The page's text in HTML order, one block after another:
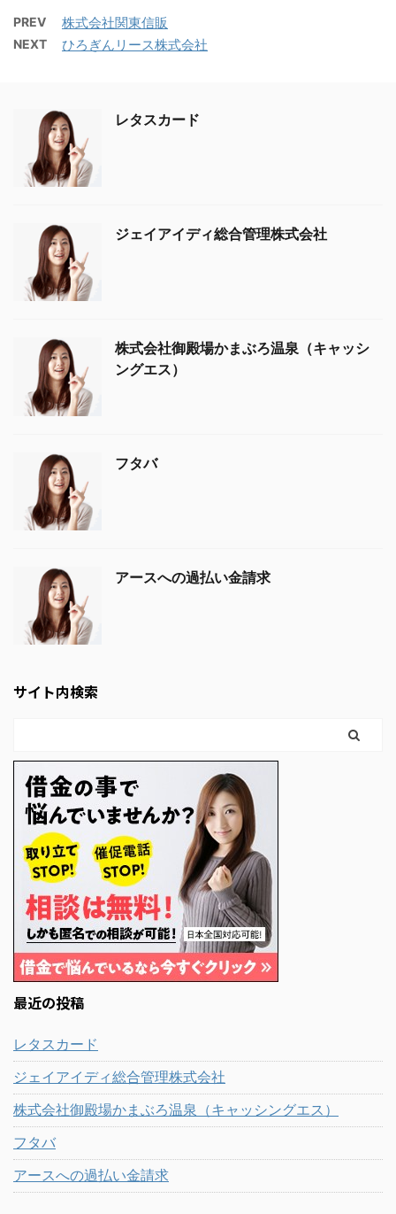
PREV 株式会社関東信販
NEXT ひろぎんリース株式会社
レタスカード
ジェイアイディ総合管理株式会社
株式会社御殿場かまぶろ温泉（キャッシ
ングエス）
フタバ
アースへの過払い金請求
サイト内検索
最近の投稿
レタスカード
ジェイアイディ総合管理株式会社
株式会社御殿場かまぶろ温泉（キャッシングエス）
フタバ
アースへの過払い金請求